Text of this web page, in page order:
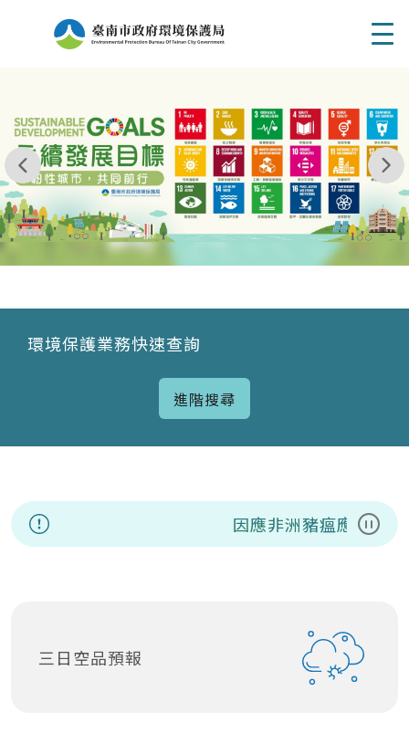
環境保護業務快速查詢
進階搜尋
暫停
因應非洲豬瘟應變資訊
三日空品預報